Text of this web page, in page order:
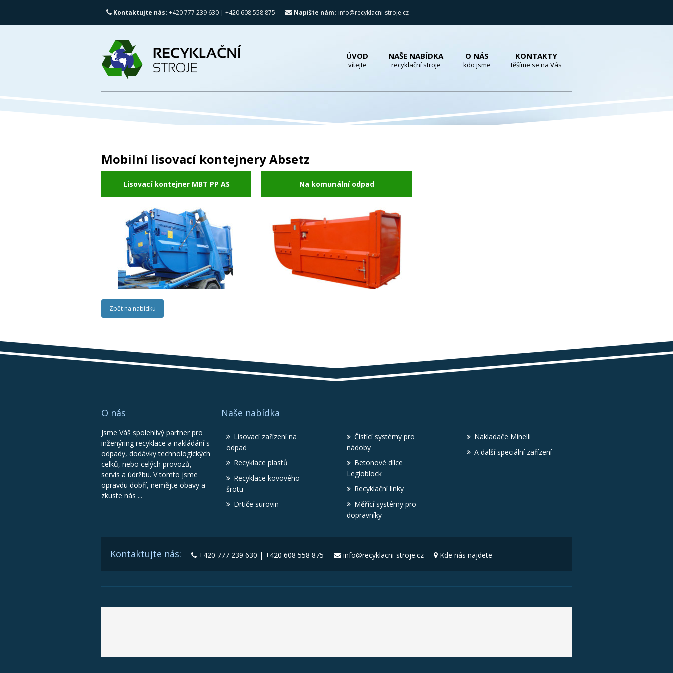
Kontaktujte nás: +420 777 239 630 | +420 608 558 875 Napište nám: info@recyklacni-stroje.cz
ÚVOD
vítejte
NAŠE NABÍDKA
recyklační stroje
O NÁS
kdo jsme
KONTAKTY
těšíme se na Vás
Mobilní lisovací kontejnery Absetz
Lisovací kontejner MBT PP AS Na komunální odpad
Zpět na nabídku
O nás
Jsme Váš spolehlivý partner pro
inženýring recyklace a nakládání s
odpady, dodávky technologických
celků, nebo celých provozů,
servis a údržbu. V tomto jsme
opravdu dobří, nemějte obavy a
zkuste nás ...
Naše nabídka
Lisovací zařízení na
odpad
Recyklace plastů
Recyklace kovového
šrotu
Drtiče surovin
Čistící systémy pro
nádoby
Betonové dílce
Legioblock
Recyklační linky
Měřící systémy pro
dopravníky
Nakladače Minelli
A další speciální zařízení
Kontaktujte nás: +420 777 239 630 | +420 608 558 875 info@recyklacni-stroje.cz Kde nás najdete